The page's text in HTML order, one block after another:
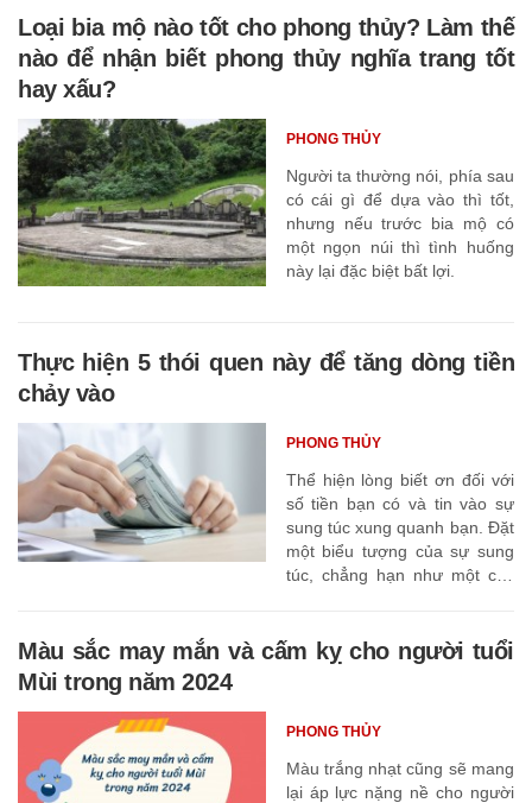
Loại bia mộ nào tốt cho phong thủy? Làm thế
nào để nhận biết phong thủy nghĩa trang tốt
hay xấu?
Người ta thường nói, phía sau
có cái gì để dựa vào thì tốt,
nhưng nếu trước bia mộ có
một ngọn núi thì tình huống
này lại đặc biệt bất lợi.
PHONG THỦY
Thực hiện 5 thói quen này để tăng dòng tiền
chảy vào
Thể hiện lòng biết ơn đối với
số tiền bạn có và tin vào sự
sung túc xung quanh bạn. Đặt
một biểu tượng của sự sung
túc, chẳng hạn như một cây
PHONG THỦY
Màu sắc may mắn và cấm kỵ cho người tuổi
Mùi trong năm 2024
Màu trắng nhạt cũng sẽ mang
lại áp lực nặng nề cho người
PHONG THỦY